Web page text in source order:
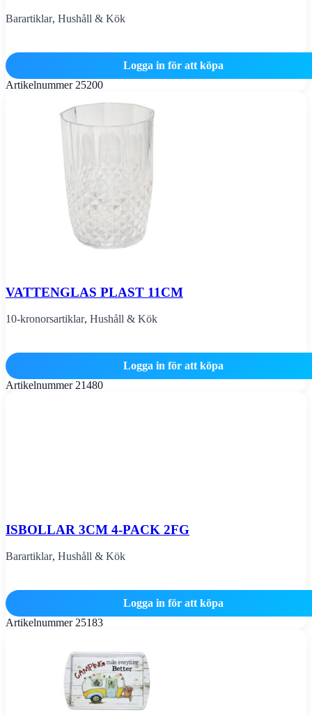
Barartiklar, Hushåll & Kök
Logga in för att köpa
Artikelnummer 25200
VATTENGLAS PLAST 11CM
10-kronorsartiklar, Hushåll & Kök
Logga in för att köpa
Artikelnummer 21480
ISBOLLAR 3CM 4-PACK 2FG
Barartiklar, Hushåll & Kök
Logga in för att köpa
Artikelnummer 25183